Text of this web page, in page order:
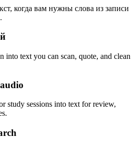
когда вам нужны слова из записи
into text you can scan, quote, and clean
study sessions into text for review,